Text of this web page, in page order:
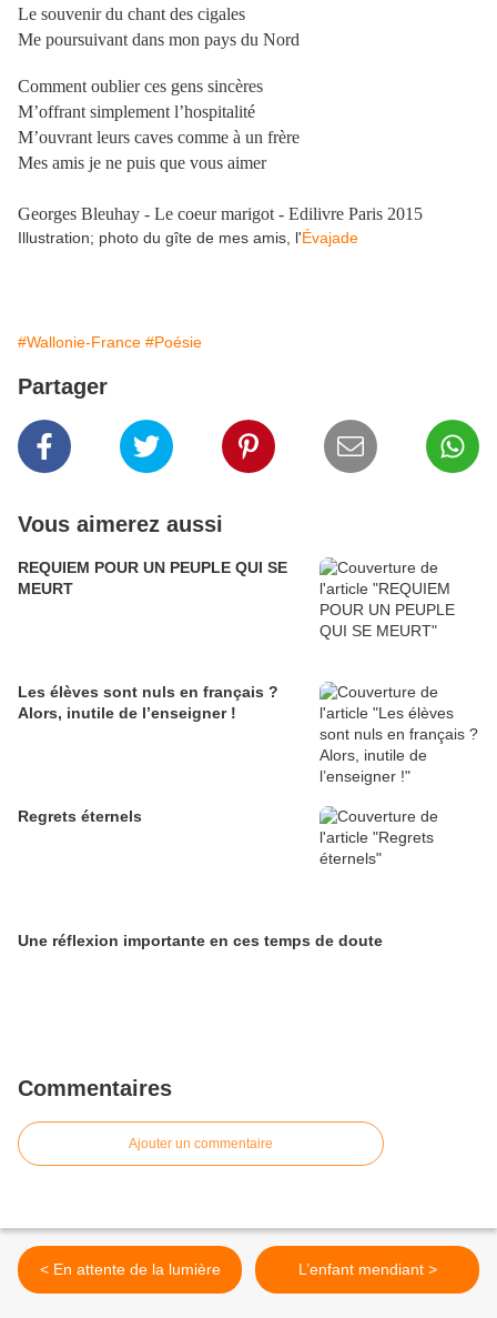
Le souvenir du chant des cigales
Me poursuivant dans mon pays du Nord
Comment oublier ces gens sincères
M’offrant simplement l’hospitalité
M’ouvrant leurs caves comme à un frère
Mes amis je ne puis que vous aimer
Georges Bleuhay - Le coeur marigot - Edilivre Paris 2015
Illustration; photo du gîte de mes amis, l'Évajade
#Wallonie-France #Poésie
Partager
Vous aimerez aussi
REQUIEM POUR UN PEUPLE QUI SE
MEURT
Les élèves sont nuls en français ?
Alors, inutile de l’enseigner !
Regrets éternels
Une réflexion importante en ces temps de doute
Commentaires
Ajouter un commentaire
< En attente de la lumière L’enfant mendiant >